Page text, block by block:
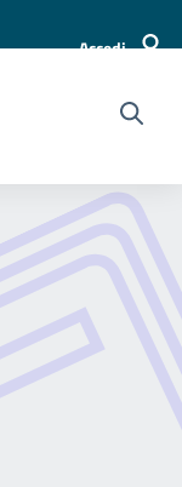
Accedi